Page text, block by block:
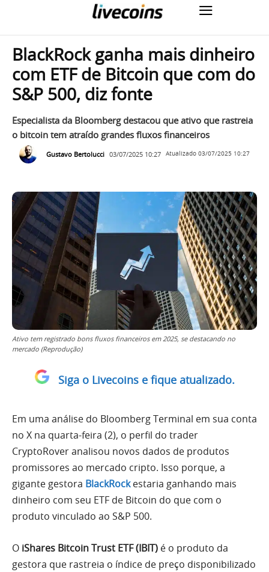
BlackRock ganha mais dinheiro
com ETF de Bitcoin que com do
S&P 500, diz fonte
Especialista da Bloomberg destacou que ativo que rastreia
o bitcoin tem atraído grandes fluxos financeiros
Gustavo Bertolucci 03/07/2025 10:27 Atualizado 03/07/2025 10:27
Ativo tem registrado bons fluxos financeiros em 2025, se destacando no
mercado (Reprodução)
Siga o Livecoins e fique atualizado.
Em uma análise do Bloomberg Terminal em sua conta
no X na quarta-feira (2), o perfil do trader
CryptoRover analisou novos dados de produtos
promissores ao mercado cripto. Isso porque, a
gigante gestora BlackRockestaria ganhando mais
dinheiro com seu ETF de Bitcoin do que com o
produto vinculado ao S&P 500.
O iShares Bitcoin Trust ETF (IBIT) é o produto da
gestora que rastreia o índice de preço disponibilizado